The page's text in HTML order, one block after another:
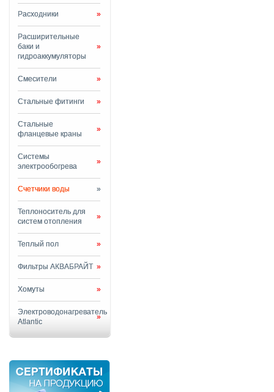
Расходники »
Расширительные
баки и
гидроаккумуляторы
»
Смесители »
Стальные фитинги »
Стальные
фланцевые краны
»
Системы
электрообогрева
»
Счетчики воды »
Теплоноситель для
систем отопления
»
Теплый пол »
Фильтры АКВАБРАЙТ »
Хомуты »
Электроводонагреватель
Atlantic
»